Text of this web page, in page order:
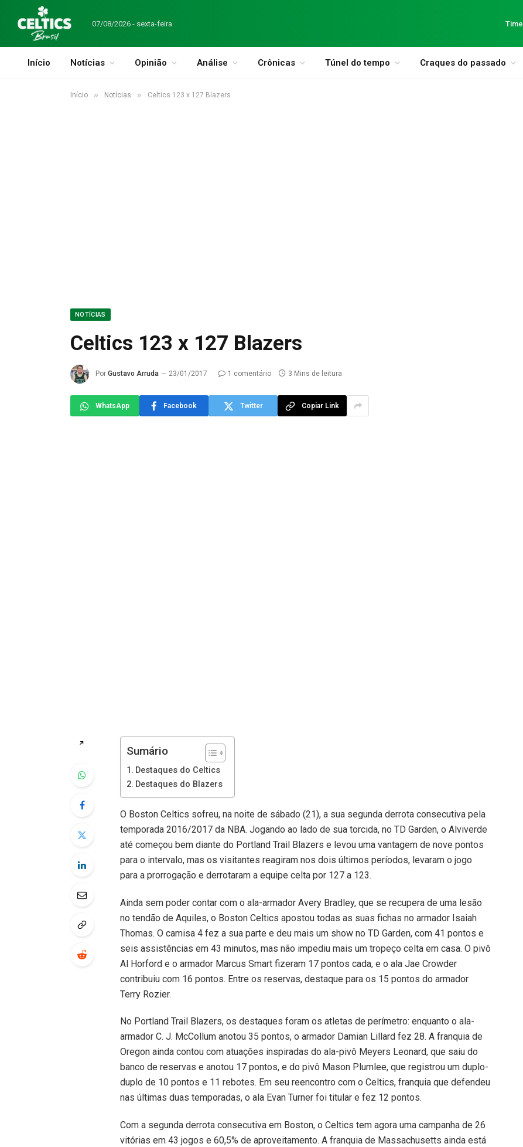
07/08/2026 - sexta-feira Time
Início Notícias Opinião Análise Crônicas Túnel do tempo Craques do passado
Início » Notícias » Celtics 123 x 127 Blazers
NOTÍCIAS
Celtics 123 x 127 Blazers
Por Gustavo Arruda 23/01/2017 1 comentário 3 Mins de leitura
WhatsApp Facebook Twitter Copiar Link
↗
Sumário
Destaques do Celtics
Destaques do Blazers
O Boston Celtics sofreu, na noite de sábado (21), a sua segunda derrota consecutiva pela
temporada 2016/2017 da NBA. Jogando ao lado de sua torcida, no TD Garden, o Alviverde
até começou bem diante do Portland Trail Blazers e levou uma vantagem de nove pontos
para o intervalo, mas os visitantes reagiram nos dois últimos períodos, levaram o jogo
para a prorrogação e derrotaram a equipe celta por 127 a 123.
Ainda sem poder contar com o ala-armador Avery Bradley, que se recupera de uma lesão
no tendão de Aquiles, o Boston Celtics apostou todas as suas fichas no armador Isaiah
Thomas. O camisa 4 fez a sua parte e deu mais um show no TD Garden, com 41 pontos e
seis assistências em 43 minutos, mas não impediu mais um tropeço celta em casa. O pivô
Al Horford e o armador Marcus Smart fizeram 17 pontos cada, e o ala Jae Crowder
contribuiu com 16 pontos. Entre os reservas, destaque para os 15 pontos do armador
Terry Rozier.
No Portland Trail Blazers, os destaques foram os atletas de perímetro: enquanto o ala-
armador C. J. McCollum anotou 35 pontos, o armador Damian Lillard fez 28. A franquia de
Oregon ainda contou com atuações inspiradas do ala-pivô Meyers Leonard, que saiu do
banco de reservas e anotou 17 pontos, e do pivô Mason Plumlee, que registrou um duplo-
duplo de 10 pontos e 11 rebotes. Em seu reencontro com o Celtics, franquia que defendeu
nas últimas duas temporadas, o ala Evan Turner foi titular e fez 12 pontos.
Com a segunda derrota consecutiva em Boston, o Celtics tem agora uma campanha de 26
vitórias em 43 jogos e 60,5% de aproveitamento. A franquia de Massachusetts ainda está